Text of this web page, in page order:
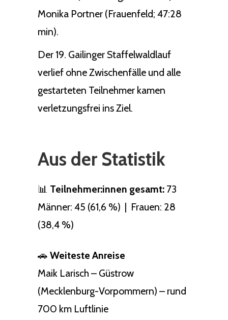
Monika Portner (Frauenfeld; 47:28
min).
Der 19. Gailinger Staffelwaldlauf
verlief ohne Zwischenfälle und alle
gestarteten Teilnehmer kamen
verletzungsfrei ins Ziel.
Aus der Statistik
📊 Teilnehmer:innen gesamt: 73
Männer: 45 (61,6 %) | Frauen: 28
(38,4 %)
🚗 Weiteste Anreise
Maik Larisch – Güstrow
(Mecklenburg-Vorpommern) – rund
700 km Luftlinie